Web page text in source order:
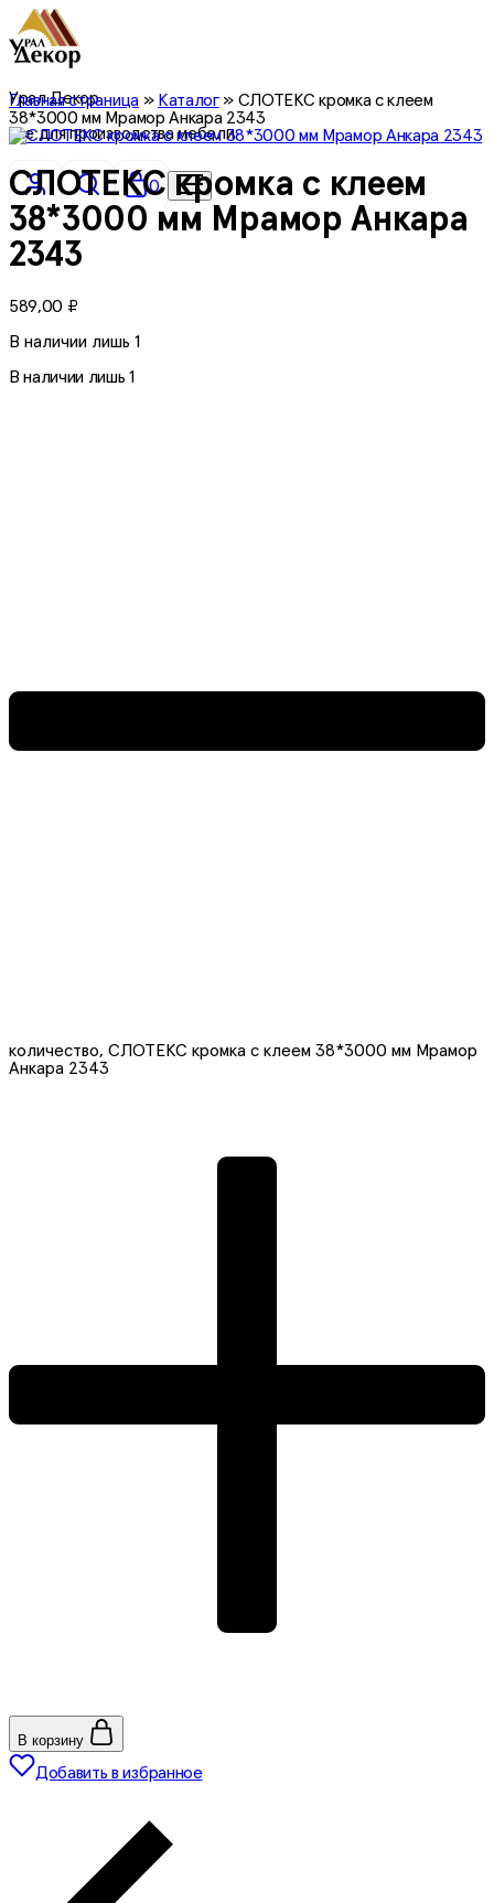
Урал Декор
все для производства мебели
0
Главная страница» Каталог» СЛОТЕКС кромка с клеем
38*3000 мм Мрамор Анкара 2343
СЛОТЕКС кромка с клеем
38*3000 мм Мрамор Анкара
2343
589,00 ₽
В наличии лишь 1
В наличии лишь 1
количество, СЛОТЕКС кромка с клеем 38*3000 мм Мрамор
Анкара 2343
В корзину
Добавить в избранное